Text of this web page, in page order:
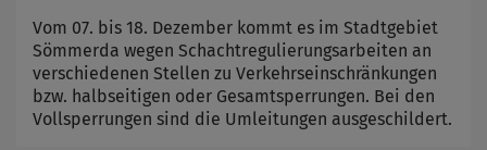
Vom 07. bis 18. Dezember kommt es im Stadtgebiet
Sömmerda wegen Schachtregulierungsarbeiten an
verschiedenen Stellen zu Verkehrseinschränkungen
bzw. halbseitigen oder Gesamtsperrungen. Bei den
Vollsperrungen sind die Umleitungen ausgeschildert.